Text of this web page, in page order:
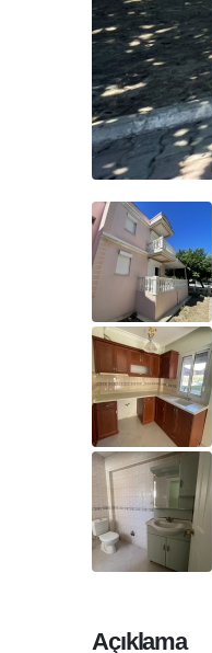
Açıklama